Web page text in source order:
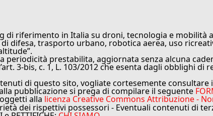
di riferimento in Italia su droni, tecnologia e mobilità
difesa, trasporto urbano, robotica aerea, uso
periodicità prestabilita, aggiornata senza alcuna
3-bis, c. 1, L. 103/2012 che esenta dagli obblighi di
di questo sito, vogliate cortesemente consultare
pubblicazione si prega di compilare il seguente
alla licenza Creative Commons Attribuzione -
dei rispettivi possessori - Eventuali contenuti di